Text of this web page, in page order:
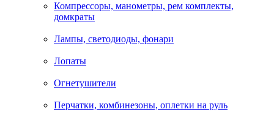
Компрессоры, манометры, рем комплекты,
домкраты
Лампы, светодиоды, фонари
Лопаты
Огнетушители
Перчатки, комбинезоны, оплетки на руль